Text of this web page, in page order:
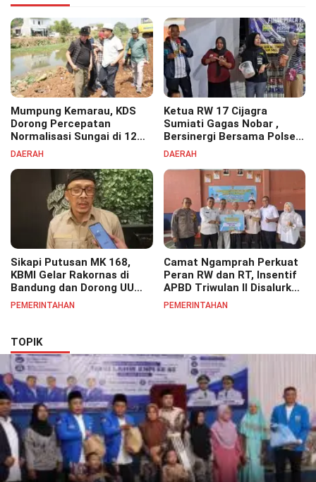
Mumpung Kemarau, KDS
Dorong Percepatan
Normalisasi Sungai di 12
Kecamatan Tekan Resiko
DAERAH
Ketua RW 17 Cijagra
Sumiati Gagas Nobar ,
Bersinergi Bersama Polsek
Bojongsoang Semarakkan
DAERAH
Sikapi Putusan MK 168,
KBMI Gelar Rakornas di
Bandung dan Dorong UU
Perlindungan Pekerja
PEMERINTAHAN
Camat Ngamprah Perkuat
Peran RW dan RT, Insentif
APBD Triwulan II Disalurkan
untuk Tingkatkan
PEMERINTAHAN
TOPIK